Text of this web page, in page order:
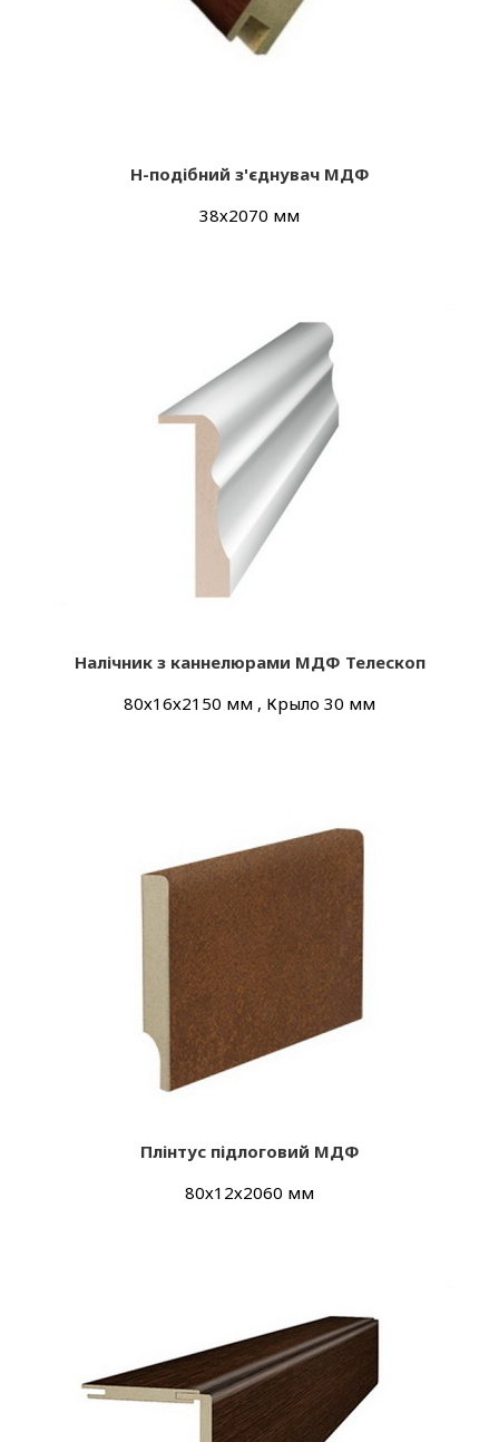
Н-подібний з'єднувач МДФ
38х2070 мм
Налічник з каннелюрами МДФ Телескоп
80х16х2150 мм , Крыло 30 мм
Плінтус підлоговий МДФ
80х12х2060 мм